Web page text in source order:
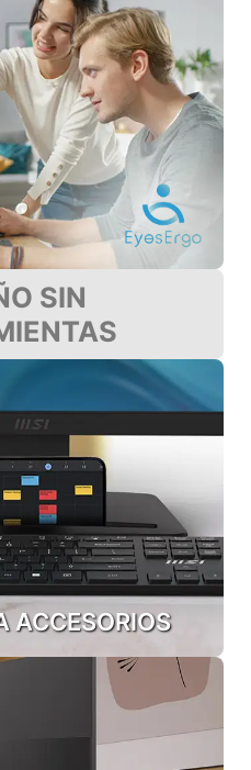
SIN
ACCESORIOS